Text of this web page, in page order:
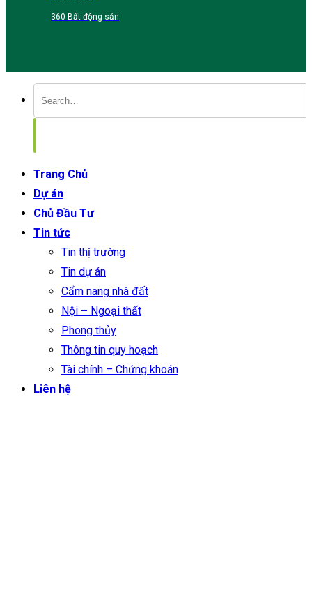
360 Bất động sản
Trang Chủ
Dự án
Chủ Đầu Tư
Tin tức
Tin thị trường
Tin dự án
Cẩm nang nhà đất
Nội – Ngoại thất
Phong thủy
Thông tin quy hoạch
Tài chính – Chứng khoán
Liên hệ